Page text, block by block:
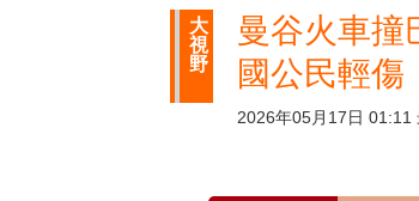
大
視
野
曼谷火車
國公民輕傷
2026年05月17日 01:11